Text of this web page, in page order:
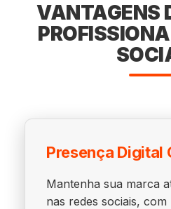
VANTAGENS
Presença Digital
Mantenha sua marca
nas redes sociais,